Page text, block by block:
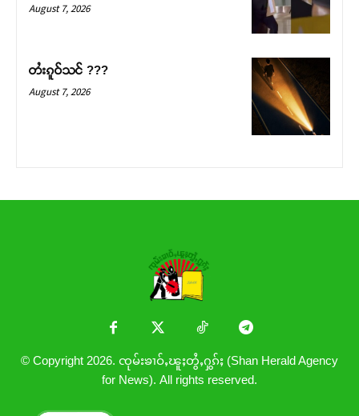
August 7, 2026
တႆးၵူဝ်သင် ???
August 7, 2026
© Copyright 2026. ၸုမ်းၶၢဝ်ႇၽူႈတွႆႇႁွၵ်ႈ (Shan Herald Agency
for News). All rights reserved.